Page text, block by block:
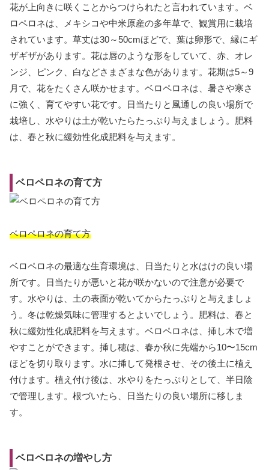
花が上向きに咲くことからつけられたと言われています。ベ
ロペロネは、メキシコや中米原産の多年草で、観賞用に栽培
されています。草丈は30～50cmほどで、葉は卵形で、縁にギ
ザギザがあります。花は唇のような形をしていて、赤、オレ
ンジ、ピンク、白などさまざまな色があります。花期は5～9
月で、花をたくさん咲かせます。ベロペロネは、暑さや寒さ
に強く、育てやすい花です。日当たりと風通しの良い場所で
栽培し、水やりは土が乾いたらたっぷり与えましょう。肥料
は、春と秋に緩効性化成肥料を与えます。
ベロペロネの育て方
ベロペロネの育て方
ベロペロネの最適な生育環境は、日当たりと水はけの良い場
所です。日当たりが悪いと花が咲かないので注意が必要で
す。水やりは、土の表面が乾いてからたっぷりと与えましょ
う。冬は乾燥気味に管理するとよいでしょう。肥料は、春と
秋に緩効性化成肥料を与えます。ベロペロネは、挿し木で増
やすことができます。挿し穂は、春か秋に先端から10〜15cm
ほどを切り取ります。水に挿して発根させ、その後土に植え
付けます。植え付け後は、水やりをたっぷりとして、半日陰
で管理します。根づいたら、日当たりの良い場所に移しま
す。
ベロペロネの増やし方